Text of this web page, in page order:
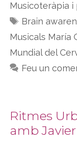
Musicoteràpia
Etiquetes
Brain
Musicals María
Mundial del
Feu un
Ritmes
amb